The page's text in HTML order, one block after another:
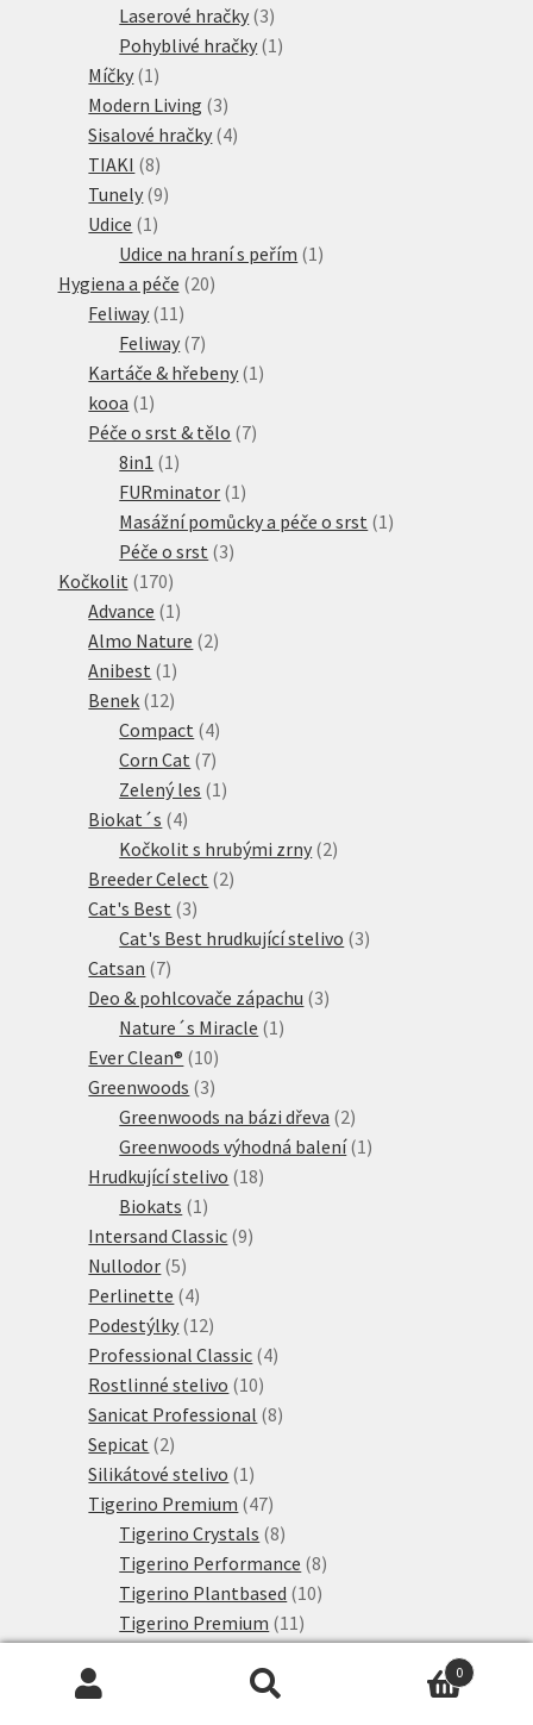
Laserové hračky 33
produkty
Pohyblivé hračky 1 1
Míčky 1 1
produkt
Modern Living 33
produkty
Sisalové hračky 44
TIAKI 88
produktů
Tunely 99
Udice 1 1
produkt
Udice na hraní s peřím 1 1
Hygiena a péče 2020
Feliway 11 11
produktů
Feliway 77
produktů
Kartáče & hřebeny 1 1
kooa 1 1
produkt
Péče o srst & tělo 77
8in1 1 1
produkt
FURminator 1 1
produkt
Masážní pomůcky a péče o srst 1 1
Péče o srst 33
Kočkolit 170170
produktů
Advance 1 1
produkt
Almo Nature 22
Anibest 1 1
produkt
Benek 1212
produktů
Compact 44
produkty
Corn Cat 77
produktů
Zelený les 1 1
Biokat´s 44
produkty
Kočkolit s hrubými zrny 22
Breeder Celect 22
Cat's Best 33
produkty
Cat's Best hrudkující stelivo 33
Catsan 77
produktů
Deo & pohlcovače zápachu 33
Nature´s Miracle 1 1
Ever Clean® 1010
produktů
Greenwoods 33
produkty
Greenwoods na bázi dřeva 22
produkty
Greenwoods výhodná balení 1 1
Hrudkující stelivo 1818
Biokats 1 1
produkt
Intersand Classic 99
Nullodor 55
produktů
Perlinette 44
produkty
Podestýlky 1212
produktů
Professional Classic 44
Rostlinné stelivo 1010
produktů
Sanicat Professional 88
Sepicat 22
produkty
Silikátové stelivo 1 1
produkt
Tigerino Premium 4747
produktů
Tigerino Crystals 88
produktů
Tigerino Performance 88
produktů
Tigerino Plantbased 1010
Tigerino Premium 11 11
produktů
3
6
0